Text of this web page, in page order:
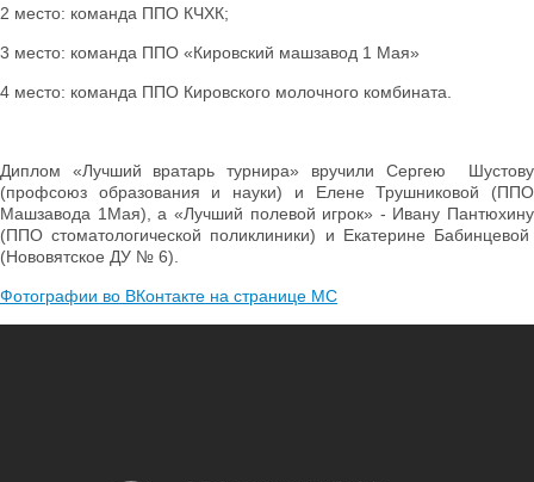
2 место: команда ППО КЧХК;
3 место: команда ППО «Кировский машзавод 1 Мая»
4 место: команда ППО Кировского молочного комбината.
Диплом «Лучший вратарь турнира» вручили Сергею Шустову
(профсоюз образования и науки) и Елене Трушниковой (ППО
Машзавода 1Мая), а «Лучший полевой игрок» - Ивану Пантюхину
(ППО стоматологической поликлиники) и Екатерине Бабинцевой
(Нововятское ДУ № 6).
Фотографии во ВКонтакте на странице МС